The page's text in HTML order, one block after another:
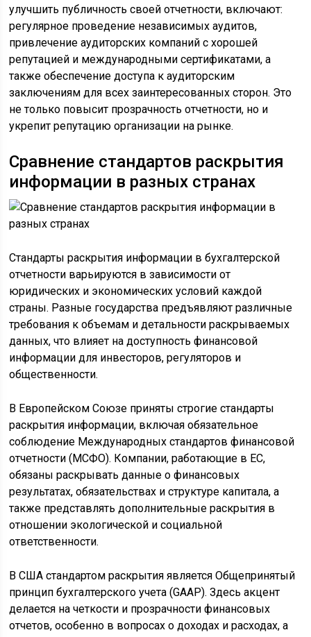
улучшить публичность своей отчетности, включают:
регулярное проведение независимых аудитов,
привлечение аудиторских компаний с хорошей
репутацией и международными сертификатами, а
также обеспечение доступа к аудиторским
заключениям для всех заинтересованных сторон. Это
не только повысит прозрачность отчетности, но и
укрепит репутацию организации на рынке.
Сравнение стандартов раскрытия
информации в разных странах
Стандарты раскрытия информации в бухгалтерской
отчетности варьируются в зависимости от
юридических и экономических условий каждой
страны. Разные государства предъявляют различные
требования к объемам и детальности раскрываемых
данных, что влияет на доступность финансовой
информации для инвесторов, регуляторов и
общественности.
В Европейском Союзе приняты строгие стандарты
раскрытия информации, включая обязательное
соблюдение Международных стандартов финансовой
отчетности (МСФО). Компании, работающие в ЕС,
обязаны раскрывать данные о финансовых
результатах, обязательствах и структуре капитала, а
также представлять дополнительные раскрытия в
отношении экологической и социальной
ответственности.
В США стандартом раскрытия является Общепринятый
принцип бухгалтерского учета (GAAP). Здесь акцент
делается на четкости и прозрачности финансовых
отчетов, особенно в вопросах о доходах и расходах, а